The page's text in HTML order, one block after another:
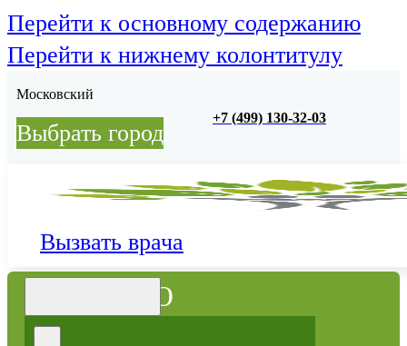
Перейти к основному содержанию
Перейти к нижнему колонтитулу
Московский
Выбрать город
+7 (499) 130-32-03
Вызвать врача
МЕНЮ